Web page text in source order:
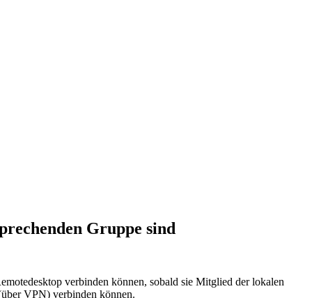
Gruppe sind
verbinden können, sobald sie Mitglied der lokalen
VPN) verbinden können.